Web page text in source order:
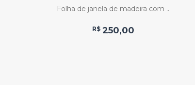
Folha de janela de madeira com ..
R$ 250,00